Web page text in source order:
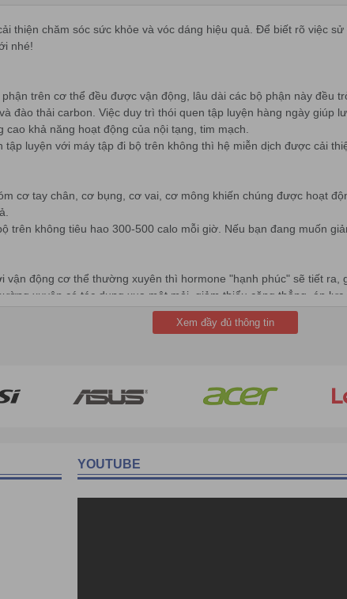
thiện chăm sóc sức khỏe và vóc dáng hiệu quả. Để biết rõ việc
nhé!
phận trên cơ thể đều được vận động, lâu dài các bộ phận này đều
đào thải carbon. Việc duy trì thói quen tập luyện hàng ngày giúp
khả năng hoạt động của nội tạng, tim mạch.
luyện với máy tập đi bộ trên không thì hệ miễn dịch được cải
cơ tay chân, cơ bụng, cơ vai, cơ mông khiến chúng được hoạt
trên không tiêu hao 300-500 calo mỗi giờ. Nếu bạn đang muốn
động cơ thể thường xuyên thì hormone "hạnh phúc" sẽ tiết
xuyên có tác dụng xua mệt mỏi, giảm thiểu căng thẳng, áp
Xem đầy đủ thông tin
YOUTUBE